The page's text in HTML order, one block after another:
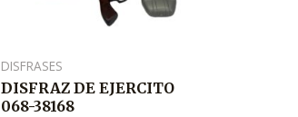
DISFRASES
DISFRAZ DE EJERCITO
068-38168